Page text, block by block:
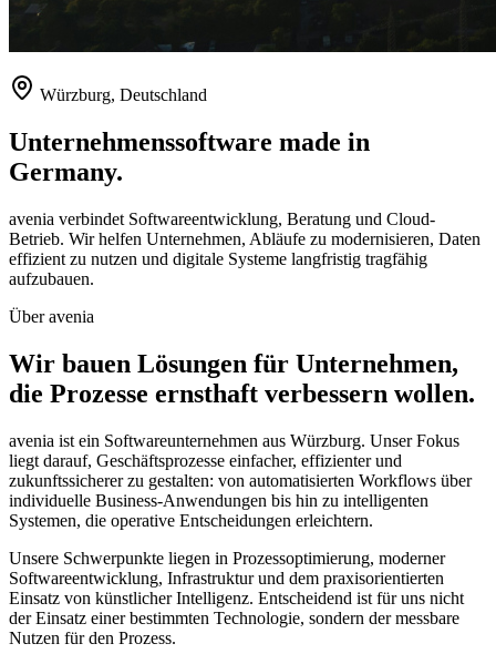
Würzburg, Deutschland
Unternehmenssoftware made in
Germany.
avenia verbindet Softwareentwicklung, Beratung und Cloud-
Betrieb. Wir helfen Unternehmen, Abläufe zu modernisieren, Daten
effizient zu nutzen und digitale Systeme langfristig tragfähig
aufzubauen.
Über avenia
Wir bauen Lösungen für Unternehmen,
die Prozesse ernsthaft verbessern wollen.
avenia ist ein Softwareunternehmen aus Würzburg. Unser Fokus
liegt darauf, Geschäftsprozesse einfacher, effizienter und
zukunftssicherer zu gestalten: von automatisierten Workflows über
individuelle Business-Anwendungen bis hin zu intelligenten
Systemen, die operative Entscheidungen erleichtern.
Unsere Schwerpunkte liegen in Prozessoptimierung, moderner
Softwareentwicklung, Infrastruktur und dem praxisorientierten
Einsatz von künstlicher Intelligenz. Entscheidend ist für uns nicht
der Einsatz einer bestimmten Technologie, sondern der messbare
Nutzen für den Prozess.